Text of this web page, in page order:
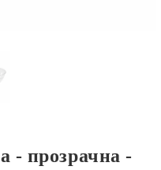
- прозрачна -